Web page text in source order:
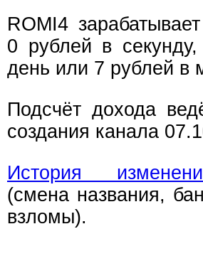
ROMI4
0 рублей в
день или 7 рублей в
Подсчёт дохода
создания канала
История
(смена названия,
взломы).